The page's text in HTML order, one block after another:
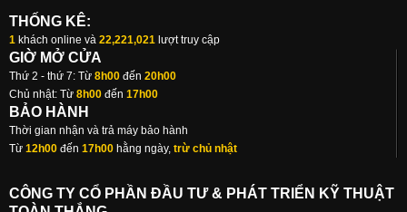
THỐNG KÊ:
1 khách online và 22,221,021 lượt truy cập
GIỜ MỞ CỬA
Thứ 2 - thứ 7: Từ 8h00 đến 20h00
Chủ nhật: Từ 8h00 đến 17h00
BẢO HÀNH
Thời gian nhận và trả máy bảo hành
Từ 12h00 đến 17h00 hằng ngày, trừ chủ nhật
CÔNG TY CỔ PHẦN ĐẦU TƯ & PHÁT TRIỂN KỸ THUẬT